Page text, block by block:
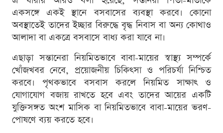
একসঙ্গে একই স্থানে বসবাসের ব্যবস্থা করবে। কোনো
অবস্থাতেই তাদের ইচ্ছার বিরুদ্ধে বৃদ্ধ নিবাস বা অন্য কোথাও
আলাদা বা একত্রে বসবাসে বাধ্য করা যাবে না।
এছাড়া সন্তানেরা নিয়মিতভাবে বাবা-মায়ের স্বাস্থ্য সম্পর্কে
খোঁজখবর নেবে, প্রয়োজনীয় চিকিৎসা ও পরিচর্যা নিশ্চিত
করবে। পৃথকভাবে বসবাস করলে নিয়মিত সাক্ষাৎ ও
যোগাযোগ বজায় রাখতে হবে এবং তাদের আয়ের একটি
যুক্তিসঙ্গত অংশ মাসিক বা নিয়মিতভাবে বাবা-মায়ের ভরণ-
পোষণে ব্যয় করতে হবে।